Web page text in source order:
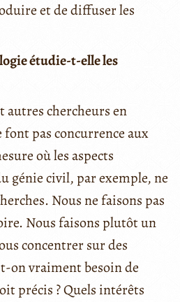
et de diffuser les
étudie-t-elle les
autres chercheurs en
font pas concurrence aux
où les aspects
génie civil, par exemple, ne
Nous ne faisons pas
Nous faisons plutôt un
concentrer sur des
on vraiment besoin de
précis ? Quels intérêts